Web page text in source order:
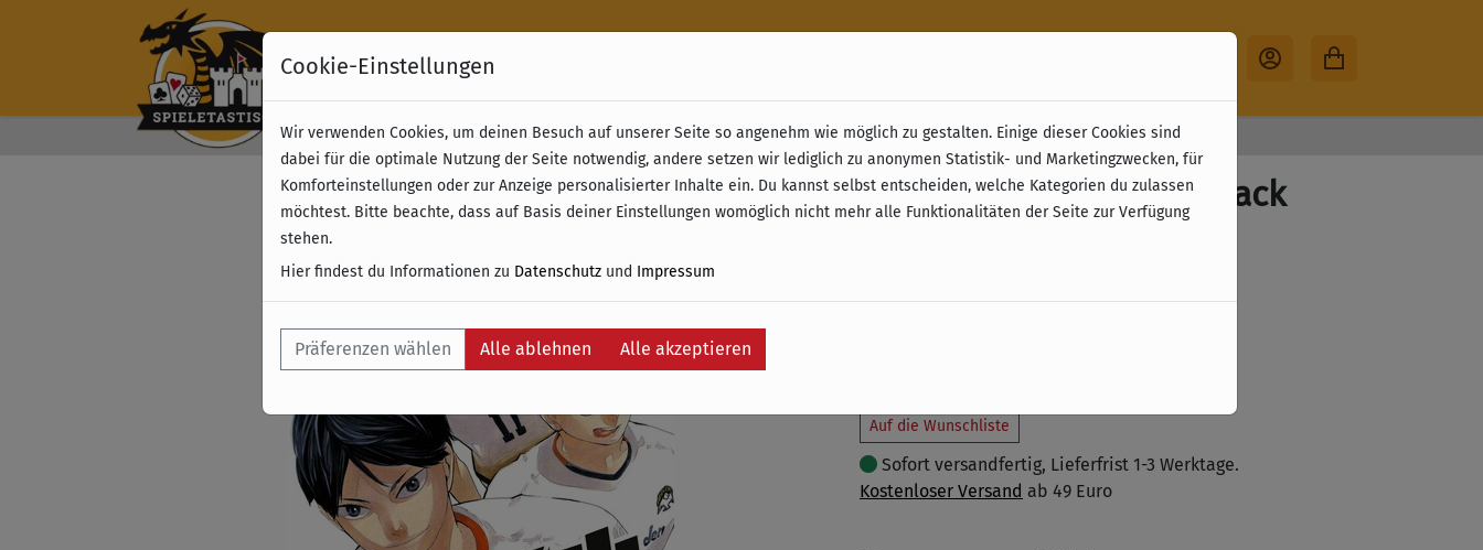
Kostenloser Versand & Retoure ab 49 € (innerhalb Deutschlands) 30 Tage Rückgabe
Haikyu!!. Bd.43 - Paperback
Auf die Wunschliste
Sofort versandfertig, Lieferfrist 1-3 Werktage.
Kostenloser Versand ab 49 Euro
Cookie-Einstellungen
Wir verwenden Cookies, um deinen Besuch auf unserer Seite so angenehm wie möglich zu gestalten. Einige dieser Cookies sind
dabei für die optimale Nutzung der Seite notwendig, andere setzen wir lediglich zu anonymen Statistik- und Marketingzwecken, für
Komforteinstellungen oder zur Anzeige personalisierter Inhalte ein. Du kannst selbst entscheiden, welche Kategorien du zulassen
möchtest. Bitte beachte, dass auf Basis deiner Einstellungen womöglich nicht mehr alle Funktionalitäten der Seite zur Verfügung
stehen.
Hier findest du Informationen zu Datenschutz und Impressum
Präferenzen wählen Alle ablehnen Alle akzeptieren